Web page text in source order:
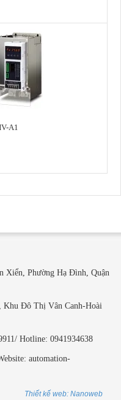
A1
Xiển, Phường Hạ Đình, Quận
Khu Đô Thị Vân Canh-Hoài
Hotline: 0941934638
automation-
Thiết kế web: Nanoweb